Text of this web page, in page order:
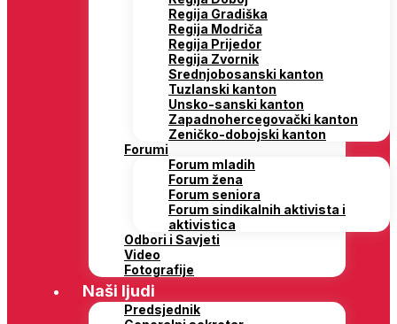
Regija Gradiška
Regija Modriča
Regija Prijedor
Regija Zvornik
Srednjobosanski kanton
Tuzlanski kanton
Unsko-sanski kanton
Zapadnohercegovački kanton
Zeničko-dobojski kanton
Forumi
Forum mladih
Forum žena
Forum seniora
Forum sindikalnih aktivista i
aktivistica
Odbori i Savjeti
Video
Fotografije
Naši ljudi
Predsjednik